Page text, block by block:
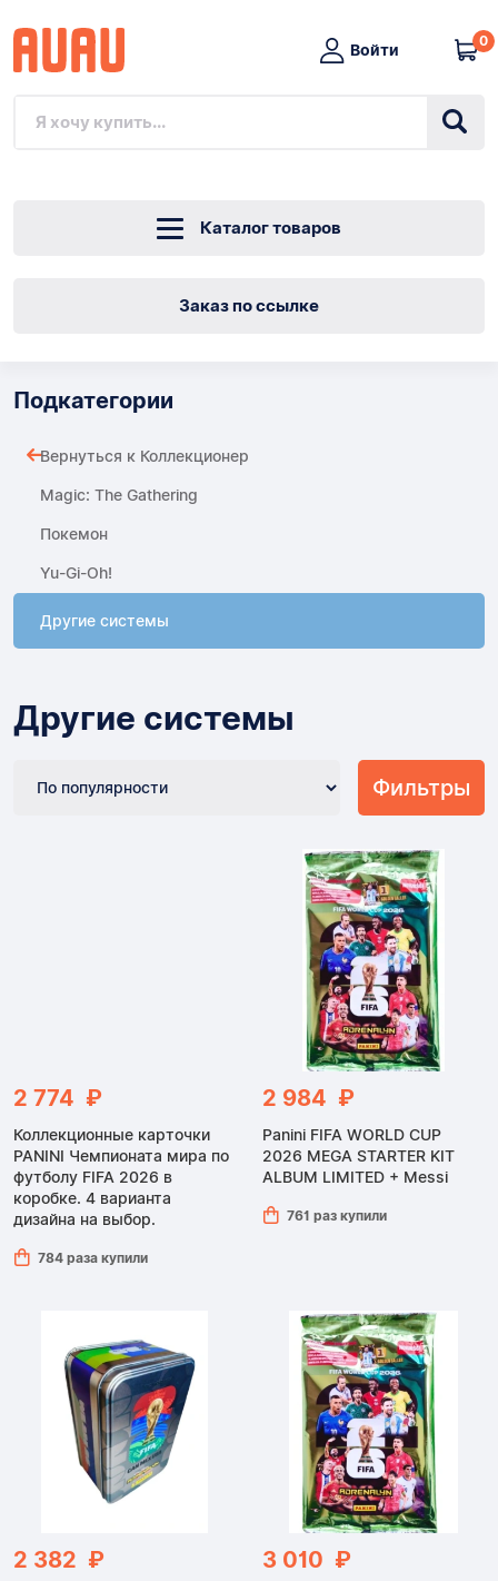
Войти
0
Каталог товаров
Заказ по ссылке
Подкатегории
Вернуться к Коллекционер
Magic: The Gathering
Покемон
Yu-Gi-Oh!
Другие системы
Другие системы
Фильтры
2 774 ₽
Коллекционные карточки
PANINI Чемпионата мира по
футболу FIFA 2026 в
коробке. 4 варианта
дизайна на выбор.
784 раза купили
2 984 ₽
Panini FIFA WORLD CUP
2026 MEGA STARTER KIT
ALBUM LIMITED + Messi
761 раз купили
2 382 ₽ 3 010 ₽